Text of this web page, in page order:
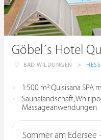
Göbel´s Hotel
BAD WILDUNGEN >
1.500 m² Quisisana
Saunalandschaft,
Massageanwendungen
Sommer am Edersee